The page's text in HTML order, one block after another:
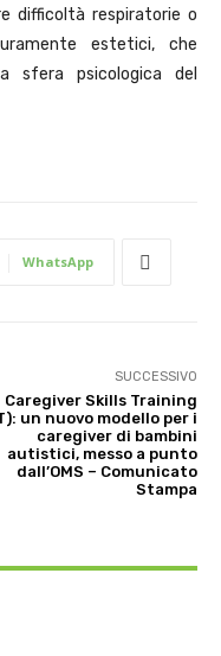
difficoltà respiratorie o
estetici, che
sfera psicologica del
WhatsApp
SUCCESSIVO
Caregiver Skills Training
un nuovo modello per i
caregiver di bambini
autistici, messo a punto
dall’OMS – Comunicato
Stampa